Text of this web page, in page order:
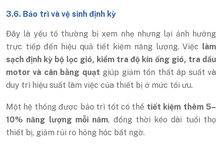
3.6. Bảo trì và vệ sinh định kỳ
Đây là yếu tố thường bị xem nhẹ nhưng lại ảnh hưởng
trực tiếp đến hiệu quả tiết kiệm năng lượng. Việc làm
sạch định kỳ bộ lọc gió, kiểm tra độ kín ống gió, tra dầu
motor và cân bằng quạt giúp giảm tổn thất áp suất và
duy trì hiệu suất làm việc của thiết bị ở mức tối ưu.
Một hệ thống được bảo trì tốt có thể tiết kiệm thêm 5–
10% năng lượng mỗi năm, đồng thời kéo dài tuổi thọ
thiết bị, giảm rủi ro hỏng hóc bất ngờ.